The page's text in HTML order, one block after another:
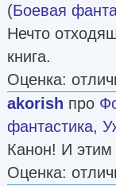
(Боевая
Нечто
книга.
Оценка:
akorish про
фантастика,
Канон! И этим
Оценка: